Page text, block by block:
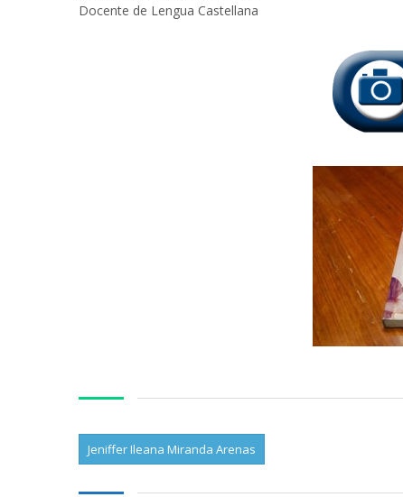
Docente de Lengua Castellana
Jeniffer Ileana Miranda Arenas